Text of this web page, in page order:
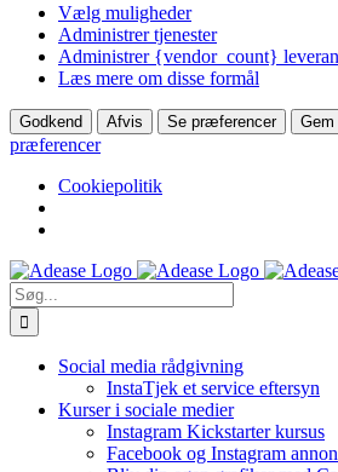
Vælg muligheder
Administrer tjenester
Administrer {vendor_count}
Læs mere om disse formål
Godkend Afvis Se præferencer
præferencer
Cookiepolitik
Skip
to
content
Søg
efter:
Social media rådgivning
InstaTjek et service eftersyn
Kurser i sociale medier
Instagram Kickstarter kursus
Facebook og Instagram